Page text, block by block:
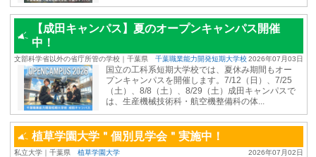
【成田キャンパス】夏のオープンキャンパス開催
中！
2026年07月03日
文部科学省以外の省庁所管の学校｜千葉県 千葉職業能力開発短期大学校
国立の工科系短期大学校では、夏休み期間もオー
プンキャンパスを開催します。7/12（日）、7/25
（土）、8/8（土）、8/29（土）成田キャンパスで
は、生産機械技術科・航空機整備科の体...
植草学園大学＂個別見学会＂実施中！
2026年07月02日
私立大学｜千葉県 植草学園大学